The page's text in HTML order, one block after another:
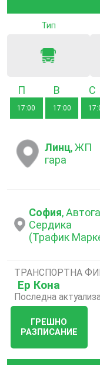
Тип
Понеделник
17:00
Вторник
17:00
Линц, ЖП
гара
София,
Сердика
(Трафик
ТРАНСПОРТНА
Ер Кона
Последна
ГРЕШНО
РАЗПИСАНИЕ